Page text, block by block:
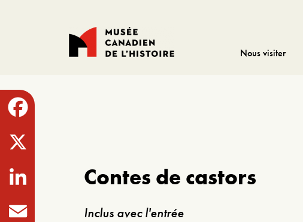
Nous visiter
Contes de castors
Inclus avec l'entrée
Facebook
LinkedIn